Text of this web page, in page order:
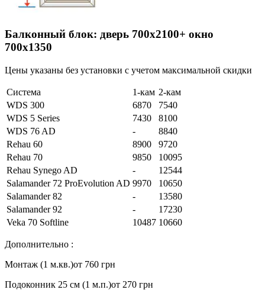
Балконный блок: дверь 700х2100+ окно
700х1350
Цены указаны без установки с учетом максимальной скидки
Система 1-кам 2-кам
WDS 300
6870
7540
WDS 5 Series
7430
8100
WDS 76 AD
-
8840
Rehau 60
8900
9720
Rehau 70
9850
10095
Rehau Synego AD
-
12544
Salamander 72 ProEvolution AD 9970
10650
Salamander 82
-
13580
Salamander 92
-
17230
Veka 70 Softline
10487 10660
Дополнительно :
Монтаж (1 м.кв.)от 760 грн
Подоконник 25 см (1 м.п.)от 270 грн